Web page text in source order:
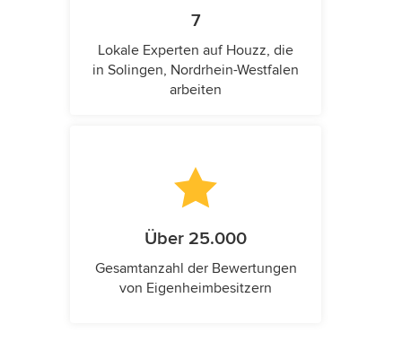
7
Lokale Experten auf Houzz, die
in Solingen, Nordrhein-Westfalen
arbeiten
Über 25.000
Gesamtanzahl der Bewertungen
von Eigenheimbesitzern